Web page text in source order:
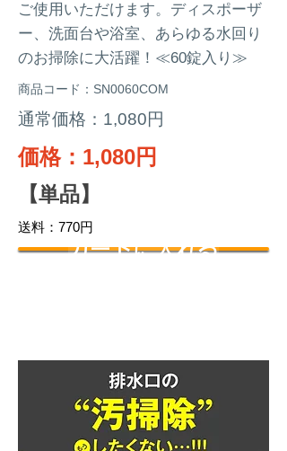
ご使用いただけます。ディスポーザ
ー、洗面台や浴室、あらゆる水回り
のお掃除に大活躍！≪60錠入り≫
商品コード：SN0060COM
通常価格：1,080円
価格：1,080円
【単品】
送料：770円
カートに入れる